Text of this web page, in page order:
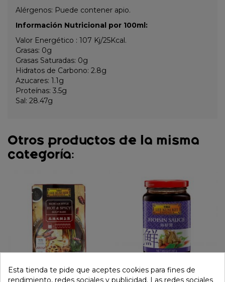
Alérgenos: Puede contener apio.
Información Nutricional por 100ml:
Valor Energético : 107 Kj/25Kcal.
Grasas: 0g
Grasas Saturadas: 0g
Hidratos de Carbono: 2.8g
Azucares: 1.1g
Proteínas: 3.5g
Sal: 28.47g
Otros productos de la misma
categoría:
Esta tienda te pide que aceptes cookies para fines de
rendimiento, redes sociales y publicidad. Las redes sociales